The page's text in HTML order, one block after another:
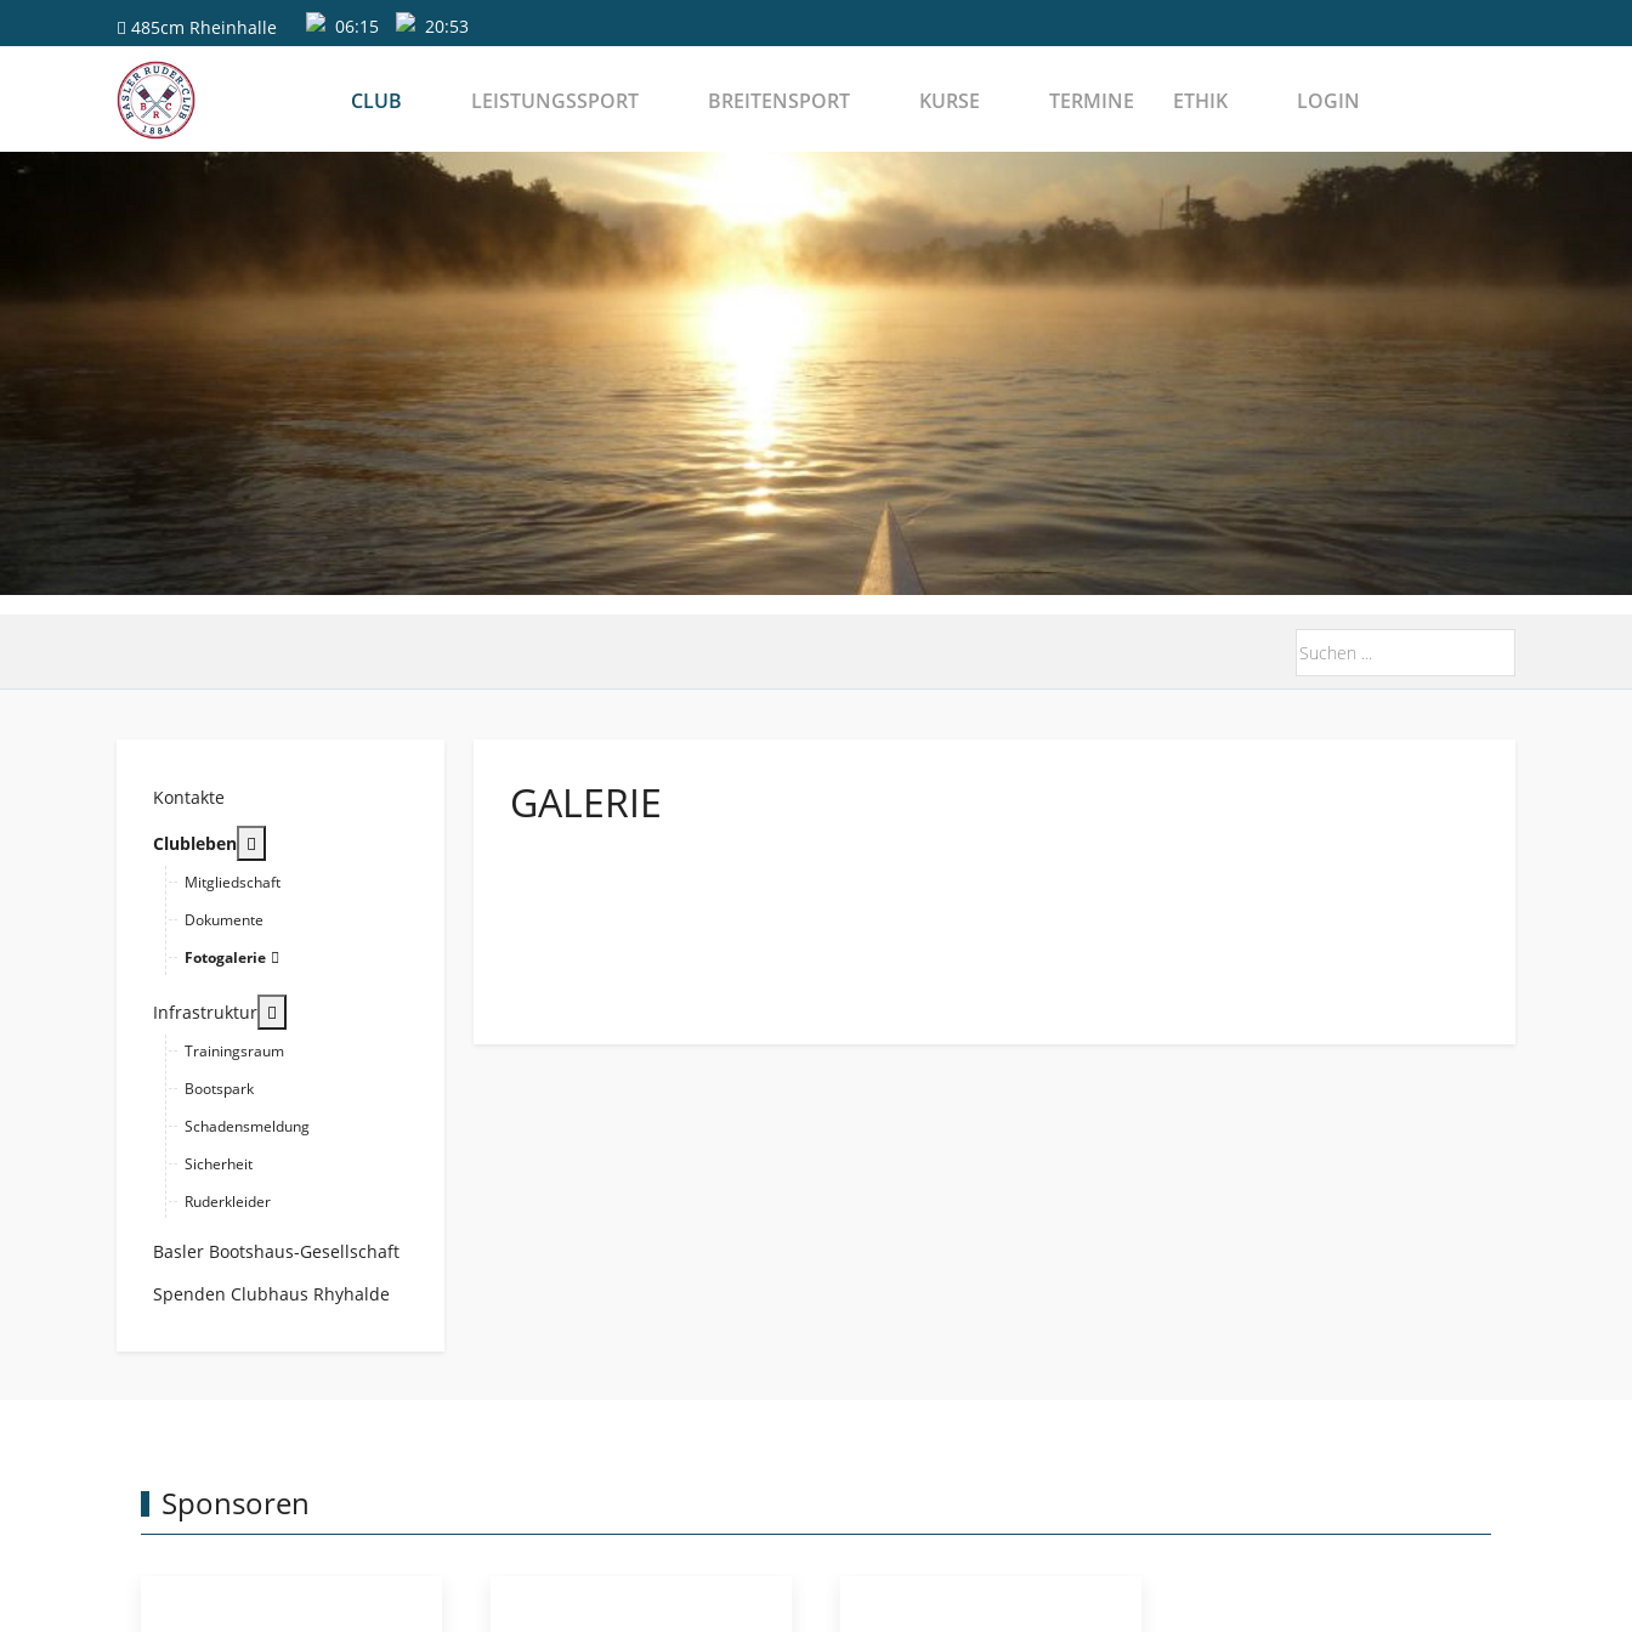
485cm Rheinhalle 06:15 20:53
CLUB LEISTUNGSSPORT BREITENSPORT KURSE TERMINE ETHIK LOGIN
Kontakte
Clubleben
Mitgliedschaft
Dokumente
Fotogalerie
Infrastruktur
Trainingsraum
Bootspark
Schadensmeldung
Sicherheit
Ruderkleider
Basler Bootshaus-Gesellschaft
Spenden Clubhaus Rhyhalde
GALERIE
Sponsoren